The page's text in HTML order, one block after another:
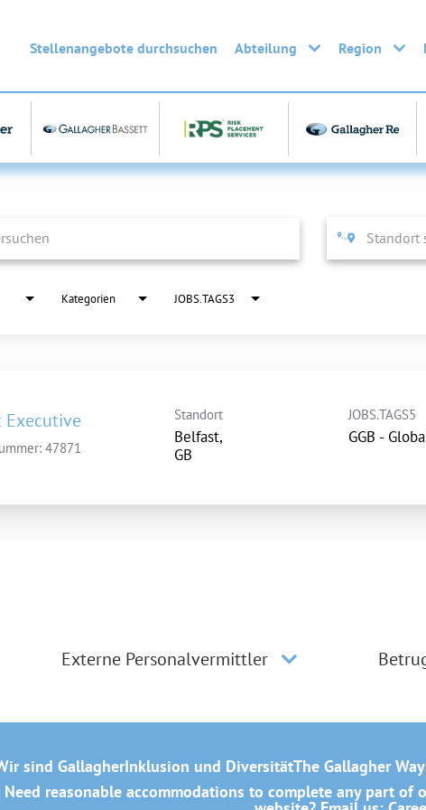
Stellenangebote durchsuchen Abteilung Region
Kategorien JOBS.TAGS3
47871
Standort
Belfast,
JOBS.TAGS5
GGB -
Externe Personalvermittler
sind GallagherInklusion und DiversitätThe Gallagher Way
Need reasonable accommodations to complete any part of